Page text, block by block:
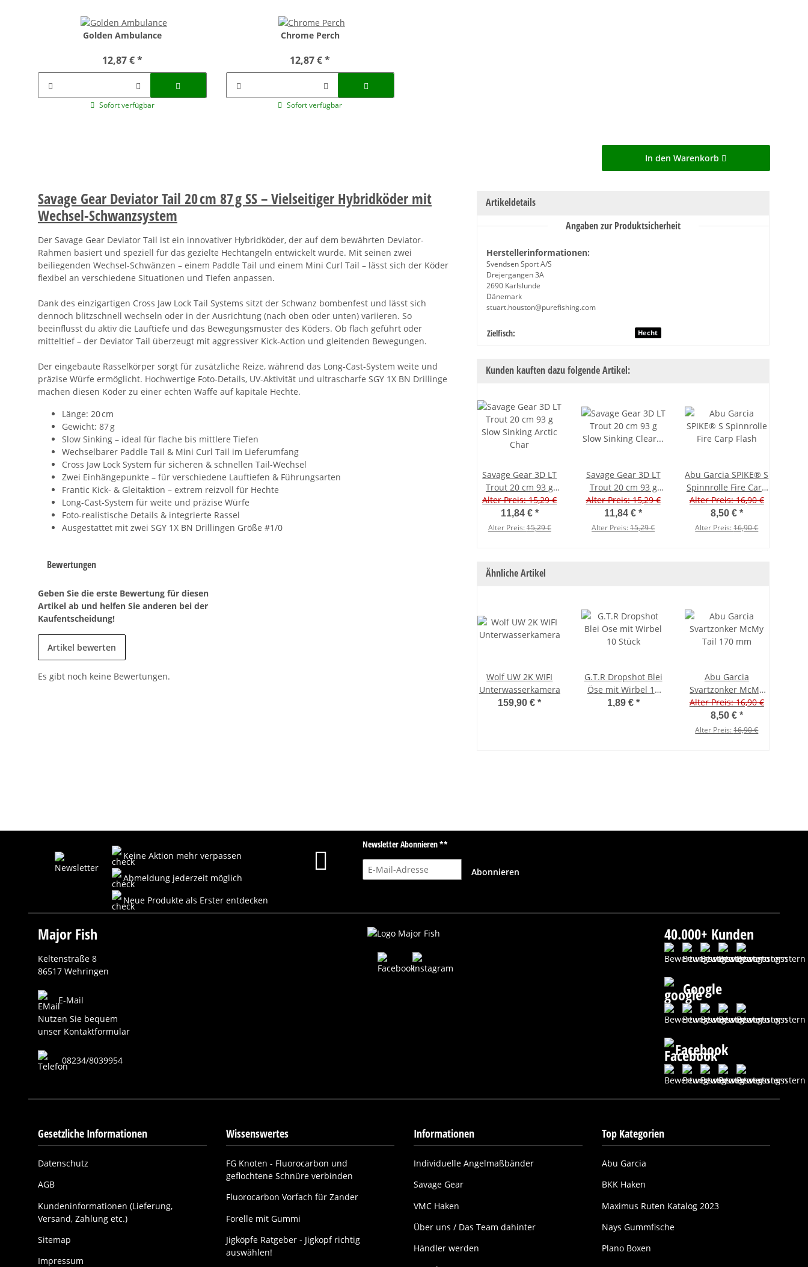
Golden Ambulance
12,87 €*
Sofort verfügbar
Chrome Perch
12,87 €*
Sofort verfügbar
In den Warenkorb
Savage Gear Deviator Tail 20 cm 87 g SS – Vielseitiger Hybridköder mit
Wechsel-Schwanzsystem
Der Savage Gear Deviator Tail ist ein innovativer Hybridköder, der auf dem bewährten Deviator-
Rahmen basiert und speziell für das gezielte Hechtangeln entwickelt wurde. Mit seinen zwei
beiliegenden Wechsel-Schwänzen – einem Paddle Tail und einem Mini Curl Tail – lässt sich der Köder
flexibel an verschiedene Situationen und Tiefen anpassen.
Dank des einzigartigen Cross Jaw Lock Tail Systems sitzt der Schwanz bombenfest und lässt sich
dennoch blitzschnell wechseln oder in der Ausrichtung (nach oben oder unten) variieren. So
beeinflusst du aktiv die Lauftiefe und das Bewegungsmuster des Köders. Ob flach geführt oder
mitteltief – der Deviator Tail überzeugt mit aggressiver Kick-Action und gleitenden Bewegungen.
Der eingebaute Rasselkörper sorgt für zusätzliche Reize, während das Long-Cast-System weite und
präzise Würfe ermöglicht. Hochwertige Foto-Details, UV-Aktivität und ultrascharfe SGY 1X BN Drillinge
machen diesen Köder zu einer echten Waffe auf kapitale Hechte.
Länge: 20 cm
Gewicht: 87 g
Slow Sinking – ideal für flache bis mittlere Tiefen
Wechselbarer Paddle Tail & Mini Curl Tail im Lieferumfang
Cross Jaw Lock System für sicheren & schnellen Tail-Wechsel
Zwei Einhängepunkte – für verschiedene Lauftiefen & Führungsarten
Frantic Kick- & Gleitaktion – extrem reizvoll für Hechte
Long-Cast-System für weite und präzise Würfe
Foto-realistische Details & integrierte Rassel
Ausgestattet mit zwei SGY 1X BN Drillingen Größe #1/0
Bewertungen
Geben Sie die erste Bewertung für diesen
Artikel ab und helfen Sie anderen bei der
Kaufentscheidung!
Artikel bewerten
Es gibt noch keine Bewertungen.
Artikeldetails
Angaben zur Produktsicherheit
Herstellerinformationen:
Svendsen Sport A/S
Drejergangen 3A
2690 Karlslunde
Dänemark
stuart.houston@purefishing.com
Produkteigenschaft
Wert
Zielfisch: Hecht
Kunden kauften dazu folgende Artikel:
Savage Gear 3D LT
Trout 20 cm 93 g
Slow Sinking Arctic
Char
Alter Preis: 15,29 €
11,84 € *
Alter Preis:15,29 €
Savage Gear 3D LT
Trout 20 cm 93 g
Slow Sinking Clear
Lemom Trout
Alter Preis: 15,29 €
11,84 €*
Alter Preis:15,29 €
Abu Garcia SPIKE® S
Spinnrolle Fire Carp
Flash
Alter Preis: 16,90 €
8,50 € *
Alter Preis:16,90 €
Ähnliche Artikel
Wolf UW 2K WIFI
Unterwasserkamera
159,90 €*
G.T.R Dropshot Blei
Öse mit Wirbel 10
Stück
1,89 € *
Abu Garcia
Svartzonker McMy
Tail 170 mm
Alter Preis: 16,90 €
8,50 € *
Alter Preis:16,90 €
Keine Aktion mehr verpassen
Abmeldung jederzeit möglich
Neue Produkte als Erster entdecken
Newsletter Abonnieren **
E-Mail-Adresse
Abonnieren
Major Fish
Keltenstraße 8
86517 Wehringen
E-Mail
Nutzen Sie bequem
unser Kontaktformular
08234/8039954
40.000+ Kunden
Google
Facebook
Gesetzliche Informationen
Datenschutz
AGB
Kundeninformationen (Lieferung,
Versand, Zahlung etc.)
Sitemap
Impressum
Wissenswertes
FG Knoten - Fluorocarbon und
geflochtene Schnüre verbinden
Fluorocarbon Vorfach für Zander
Forelle mit Gummi
Jigköpfe Ratgeber - Jigkopf richtig
auswählen!
Informationen
Individuelle Angelmaßbänder
Savage Gear
VMC Haken
Über uns / Das Team dahinter
Händler werden
Top Kategorien
Abu Garcia
BKK Haken
Maximus Ruten Katalog 2023
Nays Gummfische
Plano Boxen